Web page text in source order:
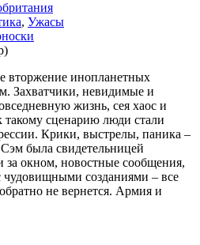
, Ужасы
вторжение инопланетных
Захватчики, невидимые и
жизнь, сея хаос и
такому сценарию люди стали
Крики, выстрелы, паника –
Сэм была свидетельницей
окном, новостные сообщения,
чудовищными созданиями – все
не вернется. Армия и